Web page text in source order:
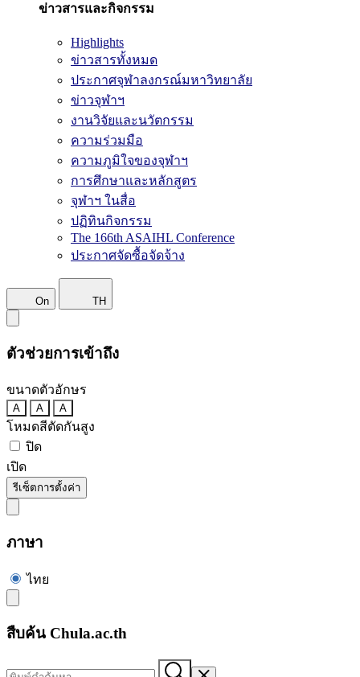
ข่าวสารและกิจกรรม
Highlights
ข่าวสารทั้งหมด
ประกาศจุฬาลงกรณ์มหาวิทยาลัย
ข่าวจุฬาฯ
งานวิจัยและนวัตกรรม
ความร่วมมือ
ความภูมิใจของจุฬาฯ
การศึกษาและหลักสูตร
จุฬาฯ ในสื่อ
ปฏิทินกิจกรรม
The 166th ASAIHL Conference
ประกาศจัดซื้อจัดจ้าง
On TH
ตัวช่วยการเข้าถึง
ขนาดตัวอักษร
A A A
โหมดสีตัดกันสูง
ปิด
เปิด
รีเซ็ตการตั้งค่า
ภาษา
ไทย
สืบค้น Chula.ac.th